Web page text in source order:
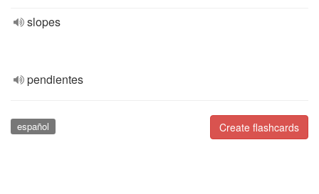
slopes
pendientes
Create flashcards
español